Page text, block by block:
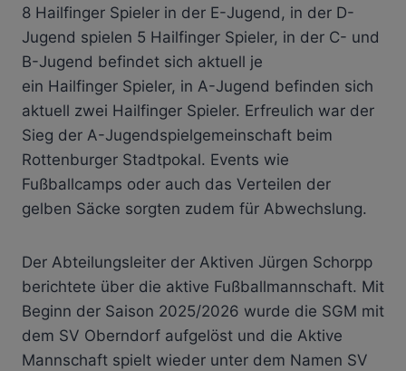
8 Hailfinger Spieler in der E-Jugend, in der D-
Jugend spielen 5 Hailfinger Spieler, in der C- und
B-Jugend befindet sich aktuell je
ein Hailfinger Spieler, in A-Jugend befinden sich
aktuell zwei Hailfinger Spieler. Erfreulich war der
Sieg der A-Jugendspielgemeinschaft beim
Rottenburger Stadtpokal. Events wie
Fußballcamps oder auch das Verteilen der
gelben Säcke sorgten zudem für Abwechslung.
Der Abteilungsleiter der Aktiven Jürgen Schorpp
berichtete über die aktive Fußballmannschaft. Mit
Beginn der Saison 2025/2026 wurde die SGM mit
dem SV Oberndorf aufgelöst und die Aktive
Mannschaft spielt wieder unter dem Namen SV